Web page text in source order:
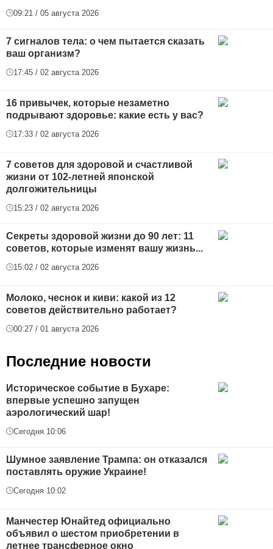
09:21 / 05 августа 2026
7 сигналов тела: о чем пытается сказать
ваш организм?
17:45 / 02 августа 2026
16 привычек, которые незаметно
подрывают здоровье: какие есть у вас?
17:33 / 02 августа 2026
7 советов для здоровой и счастливой
жизни от 102-летней японской
долгожительницы
15:23 / 02 августа 2026
Секреты здоровой жизни до 90 лет: 11
советов, которые изменят вашу жизнь...
15:02 / 02 августа 2026
Молоко, чеснок и киви: какой из 12
советов действительно работает?
00:27 / 01 августа 2026
Последние новости
Историческое событие в Бухаре:
впервые успешно запущен
аэрологический шар!
Сегодня 10:06
Шумное заявление Трампа: он отказался
поставлять оружие Украине!
Сегодня 10:02
Манчестер Юнайтед официально
объявил о шестом приобретении в
летнее трансферное окно